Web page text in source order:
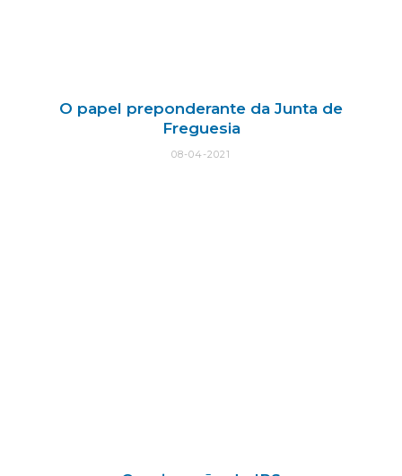
O papel preponderante da Junta de
Freguesia
08-04-2021